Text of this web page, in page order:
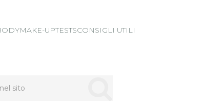
MAKE-UPTESTSCONSIGLI UTILI